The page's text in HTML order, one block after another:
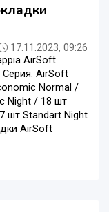
17.11.2023, 09:26
AirSoft
Серия: AirSoft
Normal /
Night / 18 шт
шт Standart Night
AirSoft